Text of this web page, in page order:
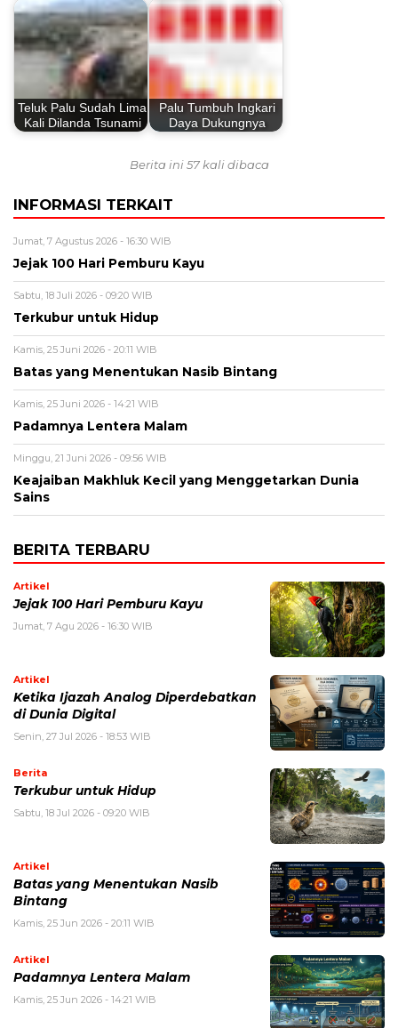
Teluk Palu Sudah Lima
Kali Dilanda Tsunami
Palu Tumbuh Ingkari
Daya Dukungnya
Berita ini 57 kali dibaca
INFORMASI TERKAIT
Jumat, 7 Agustus 2026 - 16:30 WIB
Jejak 100 Hari Pemburu Kayu
Sabtu, 18 Juli 2026 - 09:20 WIB
Terkubur untuk Hidup
Kamis, 25 Juni 2026 - 20:11 WIB
Batas yang Menentukan Nasib Bintang
Kamis, 25 Juni 2026 - 14:21 WIB
Padamnya Lentera Malam
Minggu, 21 Juni 2026 - 09:56 WIB
Keajaiban Makhluk Kecil yang Menggetarkan Dunia
Sains
BERITA TERBARU
Artikel
Jejak 100 Hari Pemburu Kayu
Jumat, 7 Agu 2026 - 16:30 WIB
Artikel
Ketika Ijazah Analog Diperdebatkan
di Dunia Digital
Senin, 27 Jul 2026 - 18:53 WIB
Berita
Terkubur untuk Hidup
Sabtu, 18 Jul 2026 - 09:20 WIB
Artikel
Batas yang Menentukan Nasib
Bintang
Kamis, 25 Jun 2026 - 20:11 WIB
Artikel
Padamnya Lentera Malam
Kamis, 25 Jun 2026 - 14:21 WIB